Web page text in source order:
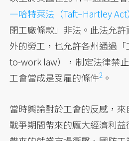
—哈特萊法（Taft–Hartley Act
閉工廠條款」非法。此法允
外的勞工，也允許各州通過
to-work law），制定法律禁
工會當成是受雇的條件2 。
當時輿論對於工會的反感，
戰爭期間帶來的龐大經濟利